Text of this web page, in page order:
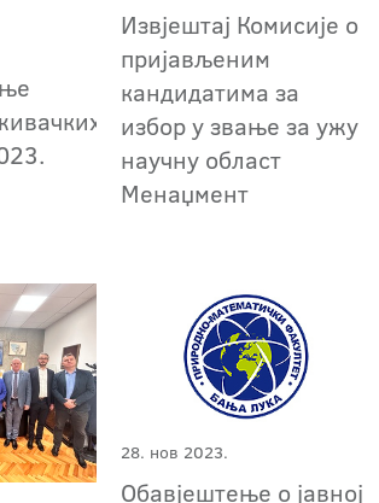
Извјештај Комисије о
пријављеним
кандидатима за
избор у звање за ужу
научну област
Менаџмент
28. нов 2023.
Обавјештење о јавној